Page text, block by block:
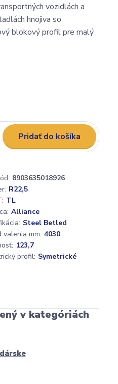
vozidlách a
hnojiva so
blokový profil pre malý
Pridať do košíka
8903635018926
R22,5
TL
Alliance
Steel Betled
valenia mm: 4030
123,7
profil: Symetrické
v kategóriách